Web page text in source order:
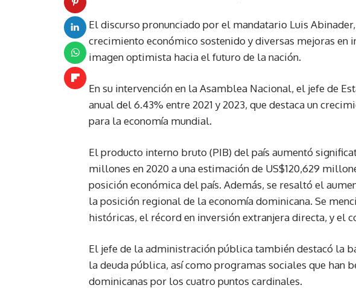
El discurso pronunciado por el mandatario Luis
crecimiento económico sostenido y diversas mejoras en
imagen optimista hacia el futuro de la nación.
En su intervención en la Asamblea Nacional, el jefe de
anual del 6.43% entre 2021 y 2023, que destaca un
para la economía mundial.
El producto interno bruto (PIB) del país aumentó
millones en 2020 a una estimación de US$120,629
posición económica del país. Además, se resaltó el
la posición regional de la economía dominicana. Se
históricas, el récord en inversión extranjera directa, y el
El jefe de la administración pública también destacó la
la deuda pública, así como programas sociales que han
dominicanas por los cuatro puntos cardinales.